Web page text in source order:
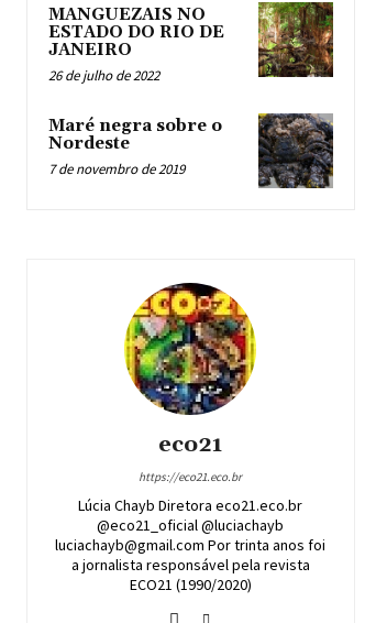
MANGUEZAIS NO
ESTADO DO RIO DE
JANEIRO
26 de julho de 2022
Maré negra sobre o
Nordeste
7 de novembro de 2019
eco21
https://eco21.eco.br
Lúcia Chayb Diretora eco21.eco.br
@eco21_oficial @luciachayb
luciachayb@gmail.com Por trinta anos foi
a jornalista responsável pela revista
ECO21 (1990/2020)